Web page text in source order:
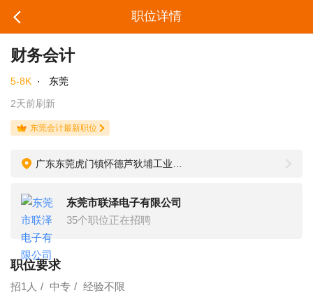
职位详情
财务会计
5-8K ·
东莞
2天前刷新
东莞会计最新职位
东莞市联泽电子有限公司
35个职位正在招聘
职位要求
招1人 中专 经验不限